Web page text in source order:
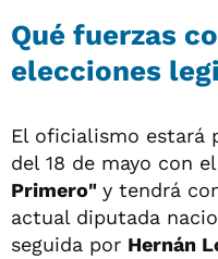
Qué fuerzas
elecciones
El oficialismo estará
del 18 de mayo con
Primero" y tendrá
actual diputada
seguida por Hernán